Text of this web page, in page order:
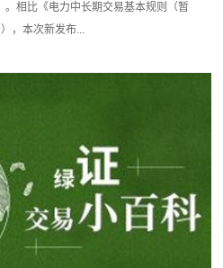
相比《电力中长期交易基本规则（暂
，本次新发布...